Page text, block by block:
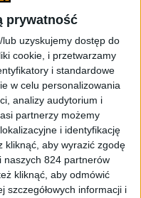
prywatność
uzyskujemy dostęp do
cookie, i przetwarzamy
i standardowe
w celu personalizowania
analizy audytorium i
partnerzy możemy
i identyfikację
kliknąć, aby wyrazić zgodę
naszych 824 partnerów
kliknąć, aby odmówić
szczegółowych informacji i